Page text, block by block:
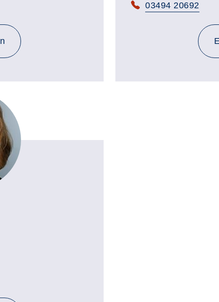
abi.de
03494 20692